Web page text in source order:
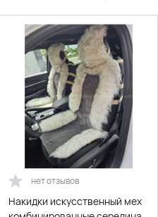
нет отзывов
Накидки искусственный мех